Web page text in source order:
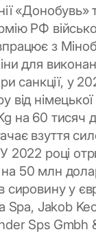
РФ
з
для
санкції, у
від
на 60 тисяч
взуття
2022 році
50 млн
сировину у
Spa, Jakob
Sps Gmbh